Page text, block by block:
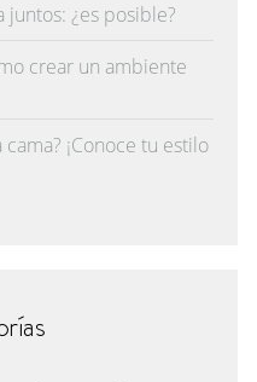
juntos: ¿es posible?
crear un ambiente
¡Conoce tu estilo